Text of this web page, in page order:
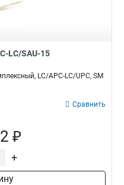
LC/SAU-15
LC/APC-LC/UPC, SM
Сравнить
₽
+